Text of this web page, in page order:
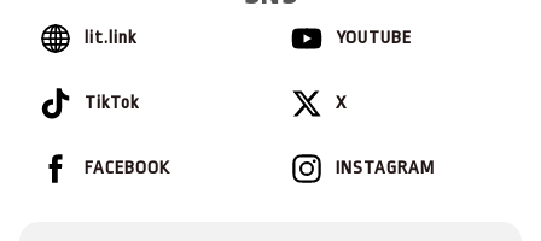
lit.link YOUTUBE
TikTok X
INSTAGRAM
FACEBOOK